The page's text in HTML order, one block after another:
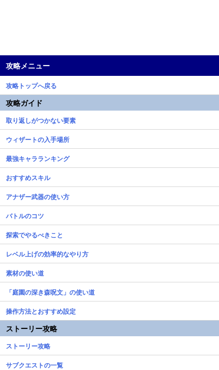
攻略メニュー
攻略トップへ戻る
攻略ガイド
取り返しがつかない要素
ウィザートの入手場所
最強キャラランキング
おすすめスキル
アナザー武器の使い方
バトルのコツ
探索でやるべきこと
レベル上げの効率的なやり方
素材の使い道
「庭園の深き森呪文」の使い道
操作方法とおすすめ設定
ストーリー攻略
ストーリー攻略
サブクエストの一覧